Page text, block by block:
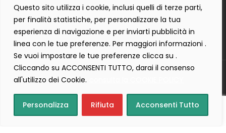
Questo sito utilizza i cookie, inclusi quelli di terze parti,
per finalità statistiche, per personalizzare la tua
esperienza di navigazione e per inviarti pubblicità in
linea con le tue preferenze. Per maggiori informazioni .
Se vuoi impostare le tue preferenze clicca su .
Cliccando su ACCONSENTI TUTTO, darai il consenso
all'utilizzo dei Cookie.
Personalizza Rifiuta Acconsenti Tutto
Privacy Policy
Cookie Policy
Contact Form Policy
Tecnostudio di Martellini Nicoletta
Creartlab.it
Home Cart(0) Wishlist(0) Login